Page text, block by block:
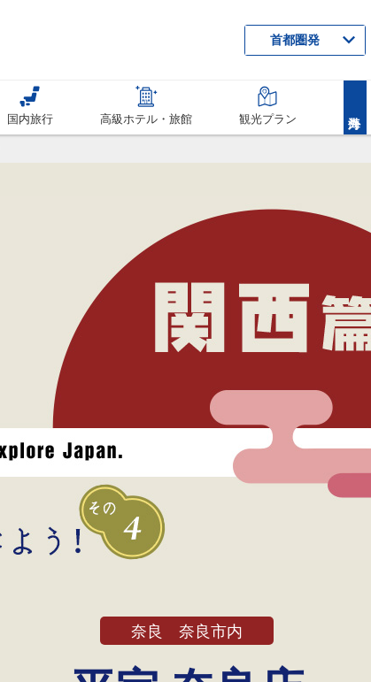
首都圏発
国内旅行 高級ホテル・旅館 観光プラン
奈良 奈良市内